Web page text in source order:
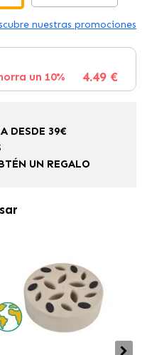
nuestras promociones
un 10% 4.49 €
DESDE 39€
UN REGALO